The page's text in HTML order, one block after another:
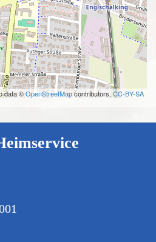
data ©OpenStreetMapcontributors, CC-BY-SA